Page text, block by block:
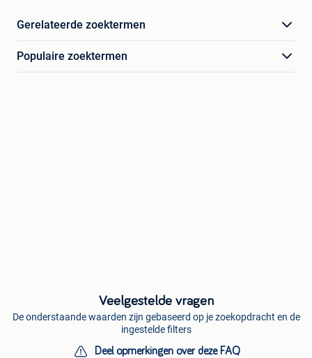
Gerelateerde zoektermen
Populaire zoektermen
Veelgestelde vragen
De onderstaande waarden zijn gebaseerd op je zoekopdracht en de
ingestelde filters
Deel opmerkingen over deze FAQ